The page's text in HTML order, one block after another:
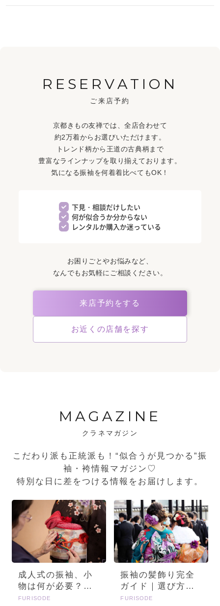
RESERVATION
ご来店予約
京都きもの友禅では、全店合わせて
約2万着からお選びいただけます。
トレンド柄から王道の古典柄まで
豊富なラインナップを取り揃えております。
気になる振袖を何着着比べてもOK！
下見・相談だけしたい
何が似合うか分からない
レンタルか購入か迷っている
お困りごとやお悩みなど、
なんでもお気軽にご相談ください。
来店予約をする
お近くの店舗を探す
MAGAZINE
クラネマガジン
こだわり派も正統派も！“似合うが見つかる”振
袖・袴情報マガジン♡
特別な日に差をつける情報をお届けします。
成人式の振袖、小
物は何が必要？画
像とセットで詳し
FURISODE
振袖の髪飾り完全
ガイド｜選び方・
種類・トレンドを
FURISODE